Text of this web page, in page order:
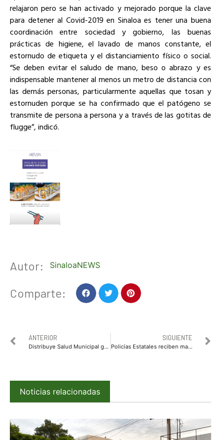
relajaron pero se han activado y mejorado porque la clave
para detener al Covid-2019 en Sinaloa es tener una buena
coordinación entre sociedad y gobierno, las buenas
prácticas de higiene, el lavado de manos constante, el
estornudo de etiqueta y el distanciamiento físico o social.
“Se deben evitar el saludo de mano, beso o abrazo y es
indispensable mantener al menos un metro de distancia con
las demás personas, particularmente aquellas que tosan y
estornuden porque se ha confirmado que el patógeno se
transmite de persona a persona y a través de las gotitas de
flugge”, indicó.
Autor: SinaloaNEWS
Comparte:
ANTERIOR
Distribuye Salud Municipal gel anti bacterial y folletos informativos para prevenir propagación de COVID-19
SIGUIENTE
Policías Estatales reciben manual de indicaciones para prevenir el Covid 19
Noticias relacionadas